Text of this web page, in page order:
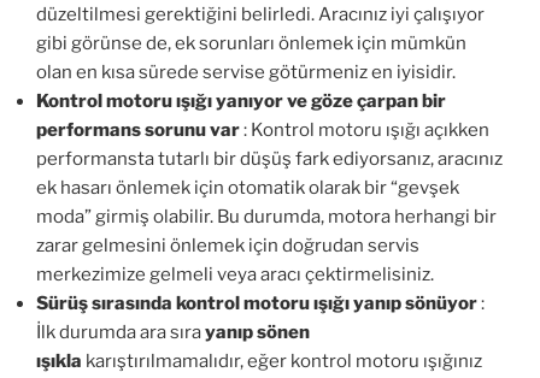
düzeltilmesi gerektiğini belirledi. Aracınız iyi çalışıyor
gibi görünse de, ek sorunları önlemek için mümkün
olan en kısa sürede servise götürmeniz en iyisidir.
Kontrol motoru ışığı yanıyor ve göze çarpan bir
performans sorunu var: Kontrol motoru ışığı açıkken
performansta tutarlı bir düşüş fark ediyorsanız, aracınız
ek hasarı önlemek için otomatik olarak bir “gevşek
moda” girmiş olabilir. Bu durumda, motora herhangi bir
zarar gelmesini önlemek için doğrudan servis
merkezimize gelmeli veya aracı çektirmelisiniz.
Sürüş sırasında kontrol motoru ışığı yanıp sönüyor:
İlk durumda ara sırayanıp sönen
ışıkla karıştırılmamalıdır, eğer kontrol motoru ışığınız